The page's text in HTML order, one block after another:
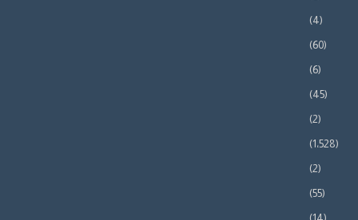
(4)
(60)
(6)
(45)
(2)
(1٬528)
(2)
(55)